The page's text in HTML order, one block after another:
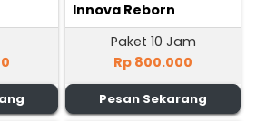
Innova Reborn
Paket 10 Jam
Rp 800.000
Pesan Sekarang